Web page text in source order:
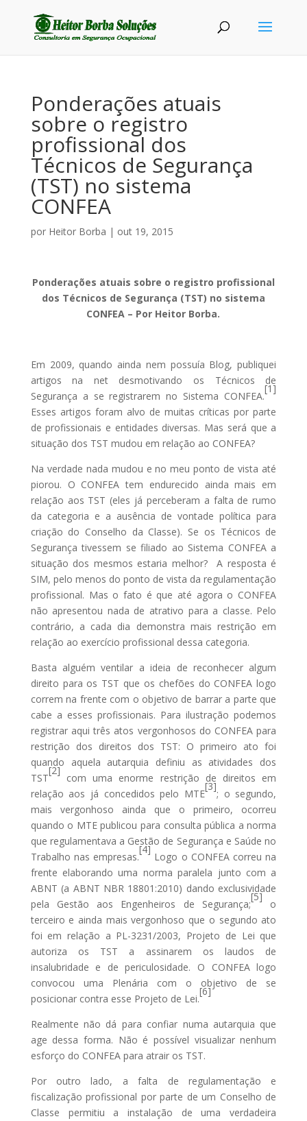
Ponderações atuais
sobre o registro
profissional dos
Técnicos de Segurança
(TST) no sistema
CONFEA
por Heitor Borba | out 19, 2015
Ponderações atuais sobre o registro profissional
dos Técnicos de Segurança (TST) no sistema
CONFEA – Por Heitor Borba.
Em 2009, quando ainda nem possuía Blog, publiquei
artigos na net desmotivando os Técnicos de
Segurança a se registrarem no Sistema CONFEA.
[1]
Esses artigos foram alvo de muitas críticas por parte
de profissionais e entidades diversas. Mas será que a
situação dos TST mudou em relação ao CONFEA?
Na verdade nada mudou e no meu ponto de vista até
piorou. O CONFEA tem endurecido ainda mais em
relação aos TST (eles já perceberam a falta de rumo
da categoria e a ausência de vontade política para
criação do Conselho da Classe). Se os Técnicos de
Segurança tivessem se filiado ao Sistema CONFEA a
situação dos mesmos estaria melhor? A resposta é
SIM, pelo menos do ponto de vista da regulamentação
profissional. Mas o fato é que até agora o CONFEA
não apresentou nada de atrativo para a classe. Pelo
contrário, a cada dia demonstra mais restrição em
relação ao exercício profissional dessa categoria.
Basta alguém ventilar a ideia de reconhecer algum
direito para os TST que os chefões do CONFEA logo
correm na frente com o objetivo de barrar a parte que
cabe a esses profissionais. Para ilustração podemos
registrar aqui três atos vergonhosos do CONFEA para
restrição dos direitos dos TST: O primeiro ato foi
quando aquela autarquia definiu as atividades dos
TST
[2]
com uma enorme restrição de direitos em
relação aos já concedidos pelo MTE
[3]
; o segundo,
mais vergonhoso ainda que o primeiro, ocorreu
quando o MTE publicou para consulta pública a norma
que regulamentava a Gestão de Segurança e Saúde no
Trabalho nas empresas.
[4]
Logo o CONFEA correu na
frente elaborando uma norma paralela junto com a
ABNT (a ABNT NBR 18801:2010) dando exclusividade
pela Gestão aos Engenheiros de Segurança;
[5]
o
terceiro e ainda mais vergonhoso que o segundo ato
foi em relação a PL-3231/2003, Projeto de Lei que
autoriza os TST a assinarem os laudos de
insalubridade e de periculosidade. O CONFEA logo
convocou uma Plenária com o objetivo de se
posicionar contra esse Projeto de Lei.
[6]
Realmente não dá para confiar numa autarquia que
age dessa forma. Não é possível visualizar nenhum
esforço do CONFEA para atrair os TST.
Por outro lado, a falta de regulamentação e
fiscalização profissional por parte de um Conselho de
Classe permitiu a instalação de uma verdadeira